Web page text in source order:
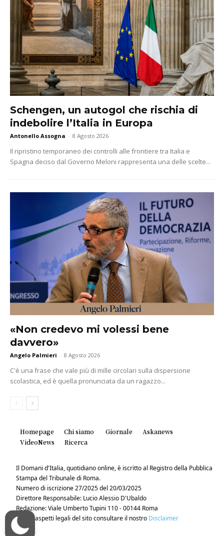
Schengen, un autogol che rischia di
indebolire l’Italia in Europa
Antonello Assogna - 8 Agosto 2026
Il ripristino temporaneo dei controlli alle frontiere tra Italia e
Spagna deciso dal Governo Meloni rappresenta una delle scelte...
«Non credevo mi volessi bene
davvero»
Angelo Palmieri - 8 Agosto 2026
C'è una frase che vale più di mille circolari sulla dispersione
scolastica, ed è quella pronunciata da un ragazzo...
Homepage Chi siamo Giornale
Askanews
VideoNews
Ricerca
Il Domani d'Italia, quotidiano online, è iscritto al Registro della Pubblica
Stampa del Tribunale di Roma.
Numero di iscrizione 27/2025 del 20/03/2025
Direttore Responsabile: Lucio Alessio D'Ubaldo
Redazione: Viale Umberto Tupini 110 - 00144 Roma
Per gli aspetti legali del sito consultare il nostro Disclaimer